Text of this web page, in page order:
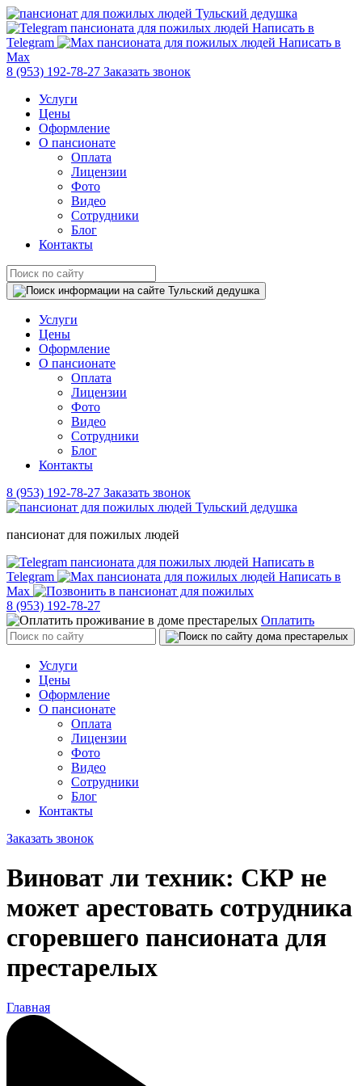
Написать в
Telegram
Написать в
Max
8 (953) 192-78-27 Заказать звонок
Услуги
Цены
Оформление
О пансионате
Оплата
Лицензии
Фото
Видео
Сотрудники
Блог
Контакты
Услуги
Цены
Оформление
О пансионате
Оплата
Лицензии
Фото
Видео
Сотрудники
Блог
Контакты
8 (953) 192-78-27 Заказать звонок
пансионат для пожилых людей
Написать в
Telegram
Написать в
Max
8 (953) 192-78-27
Оплатить
Услуги
Цены
Оформление
О пансионате
Оплата
Лицензии
Фото
Видео
Сотрудники
Блог
Контакты
Заказать звонок
Виноват ли техник: СКР не
может арестовать сотрудника
сгоревшего пансионата для
престарелых
Главная